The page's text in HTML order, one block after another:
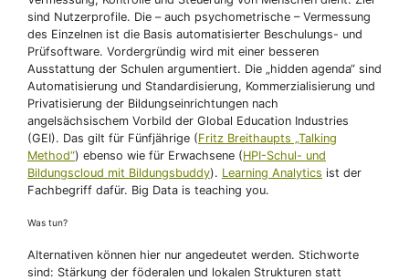
sind Nutzerprofile. Die – auch psychometrische – Vermessung
des Einzelnen ist die Basis automatisierter Beschulungs- und
Prüfsoftware. Vordergründig wird mit einer besseren
Ausstattung der Schulen argumentiert. Die „hidden agenda“ sind
Automatisierung und Standardisierung, Kommerzialisierung und
Privatisierung der Bildungseinrichtungen nach
angelsächsischem Vorbild der Global Education Industries
(GEI). Das gilt für Fünfjährige (Fritz Breithaupts „Talking
Method“) ebenso wie für Erwachsene (HPI-Schul- und
Bildungscloud mit Bildungsbuddy). Learning Analytics ist der
Fachbegriff dafür. Big Data is teaching you.
Was tun?
Alternativen können hier nur angedeutet werden. Stichworte
sind: Stärkung der föderalen und lokalen Strukturen statt